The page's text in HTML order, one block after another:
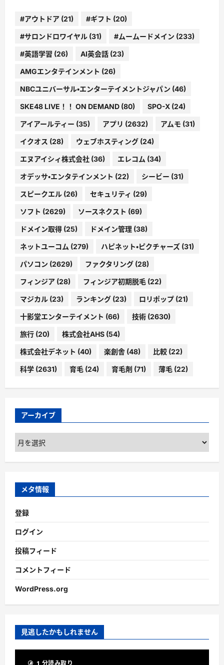
#アウトドア (21) #ギフト (20)
#サロンドロワイヤル (31) #ムームードメイン (233)
#英語学習 (26) AI英会話 (23)
AMGエンタテインメント (26)
NBCユニバーサル・エンターテイメントジャパン (46)
SKE48 LIVE！！ ON DEMAND (80) SPO-X (24)
アイアールティー (35) アプリ (2632) アムモ (31)
イクオス (28) ウェブホスティング (24)
エヌアイシィ株式会社 (36) エレコム (34)
オデッサ・エンタテインメント (22) シービー (31)
スピークエル (26) セキュリティ (29)
ソフト (2629) ソースネクスト (69)
ドメイン取得 (25) ドメイン管理 (38)
ネットユーコム (279) ハピネット・ピクチャーズ (31)
パソコン (2629) ファクタリング (28)
フィンジア (28) フィンジア初期脱毛 (22)
マジカル (23) ランキング (23) ロリポップ (21)
十影堂エンターテイメント (66) 技術 (2630)
旅行 (20) 株式会社AHS (54)
株式会社デネット (40) 楽創舎 (48) 比較 (22)
科学 (2631) 育毛 (24) 育毛剤 (71) 薄毛 (22)
アーカイブ
ア
ー
カ
ブ
メタ情報
登録
ログイン
投稿フィード
コメントフィード
WordPress.org
見逃したかもしれません
1 分読み取り